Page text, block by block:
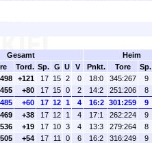
Gesamt Heim
Tord. Sp. G U V Pnkt. Tore Sp.
+121 17 15 2 0 18:0 345:267 9
+80 17 15 0 2 14:2 251:206 8
+60 17 12 1 4 16:2 301:259 9
+38 17 12 1 4 17:1 262:224 9
+19 17 10 3 4 13:3 279:264 8
+54 17 11 0 6 16:2 316:249 9